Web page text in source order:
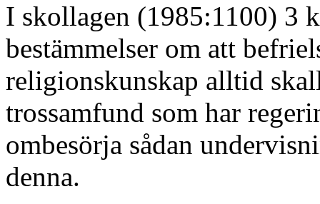
I skollagen (1985:1100) 3
bestämmelser om att
religionskunskap alltid
trossamfund som har
ombesörja sådan
denna.